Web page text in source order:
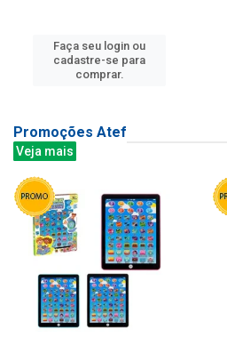
Faça seu login ou
cadastre-se para
comprar.
Promoções Atef
Veja mais